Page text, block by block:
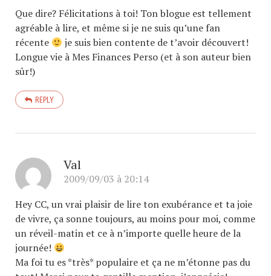
Que dire? Félicitations à toi! Ton blogue est tellement
agréable à lire, et même si je ne suis qu’une fan
récente
je suis bien contente de t’avoir découvert!
Longue vie à Mes Finances Perso (et à son auteur bien
sûr!)
REPLY
Val
2009/09/03 à 20:14
Hey CC, un vrai plaisir de lire ton exubérance et ta joie
de vivre, ça sonne toujours, au moins pour moi, comme
un réveil-matin et ce à n’importe quelle heure de la
journée!
Ma foi tu es *très* populaire et ça ne m’étonne pas du